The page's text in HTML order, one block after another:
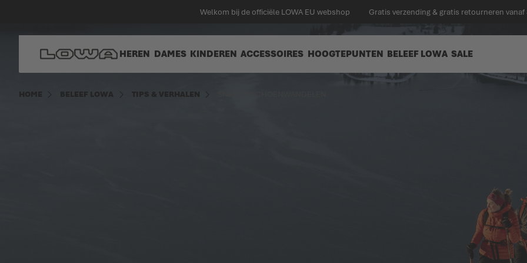
Welkom bij de officiële LOWA EU webshop Gratis verzending & gratis retourneren
HEREN DAMES KINDEREN ACCESSOIRES HOOGTEPUNTEN BELEEF LOWA SALE
HOME BELEEF LOWA TIPS & VERHALEN